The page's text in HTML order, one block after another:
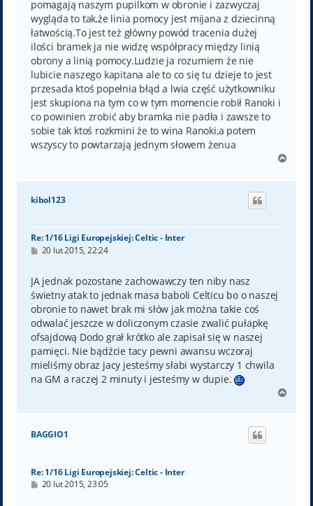
pomagają naszym pupilkom w obronie i zazwyczaj
wygląda to tak,że linia pomocy jest mijana z dziecinną
łatwością.To jest też główny powód tracenia dużej
ilości bramek ja nie widzę współpracy między linią
obrony a linią pomocy.Ludzie ja rozumiem że nie
lubicie naszego kapitana ale to co się tu dzieje to jest
przesada ktoś popełnia błąd a lwia część użytkowniku
jest skupiona na tym co w tym momencie robił Ranoki i
co powinien zrobić aby bramka nie padła i zawsze to
sobie tak ktoś rozkmini że to wina Ranoki,a potem
wszyscy to powtarzają jednym słowem żenua
g
kibol123
Re: 1/16 Ligi Europejskiej: Celtic - Inter
P20 lut 2015, 22:24
JA jednak pozostane zachowawczy ten niby nasz
świetny atak to jednak masa baboli Celticu bo o naszej
obronie to nawet brak mi słów jak można takie coś
odwalać jeszcze w doliczonym czasie zwalić pułapkę
ofsajdową Dodo grał krótko ale zapisał się w naszej
pamięci. Nie bądźcie tacy pewni awansu wczoraj
mieliśmy obraz jacy jesteśmy słabi wystarczy 1 chwila
na GM a raczej 2 minuty i jesteśmy w dupie.
g
BAGGIO1
Re: 1/16 Ligi Europejskiej: Celtic - Inter
P20 lut 2015, 23:05